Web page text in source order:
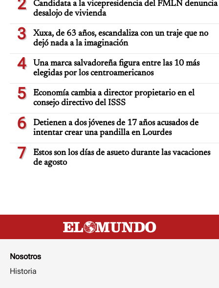
2
Candidata a la vicepresidencia del FMLN denuncia
desalojo de vivienda
3
Xuxa, de 63 años, escandaliza con un traje que no
dejó nada a la imaginación
4
Una marca salvadoreña figura entre las 10 más
elegidas por los centroamericanos
5
Economía cambia a director propietario en el
consejo directivo del ISSS
6
Detienen a dos jóvenes de 17 años acusados de
intentar crear una pandilla en Lourdes
7
Estos son los días de asueto durante las vacaciones
de agosto
Nosotros
Historia